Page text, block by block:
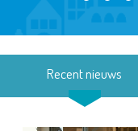
Recent nieuws